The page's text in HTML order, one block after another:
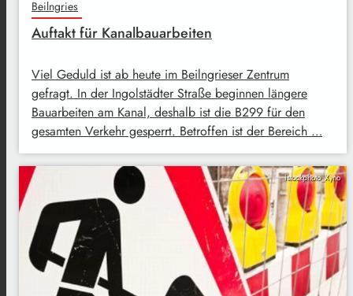
Beilngries
Auftakt für Kanalbauarbeiten
Viel Geduld ist ab heute im Beilngrieser Zentrum
gefragt. In der Ingolstädter Straße beginnen längere
Bauarbeiten am Kanal, deshalb ist die B299 für den
gesamten Verkehr gesperrt. Betroffen ist der Bereich …
istockphoto_Xyno